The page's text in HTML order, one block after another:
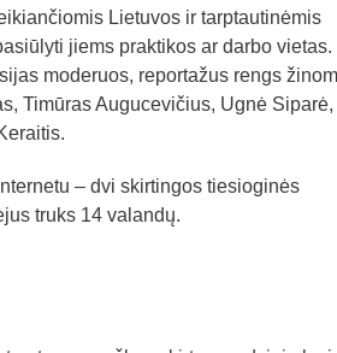
Lietuvos ir tarptautinėmis
jiems praktikos ar darbo vietas.
moderuos, reportažus rengs
Timūras Augucevičius, Ugnė Siparė,
– dvi skirtingos tiesioginės
truks 14 valandų.